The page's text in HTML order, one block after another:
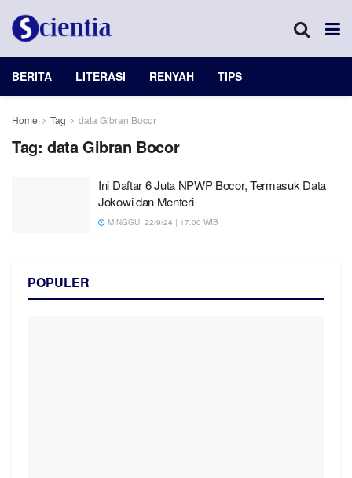
BERITA LITERASI RENYAH TIPS
Home Tag data Gibran Bocor
Tag: data Gibran Bocor
Ini Daftar 6 Juta NPWP Bocor, Termasuk Data
Jokowi dan Menteri
MINGGU, 22/9/24 | 17:00 WIB
POPULER